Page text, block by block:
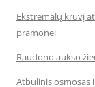
Ekstremalų krūvį
pramonei
Raudono aukso
Atbulinis osmosas